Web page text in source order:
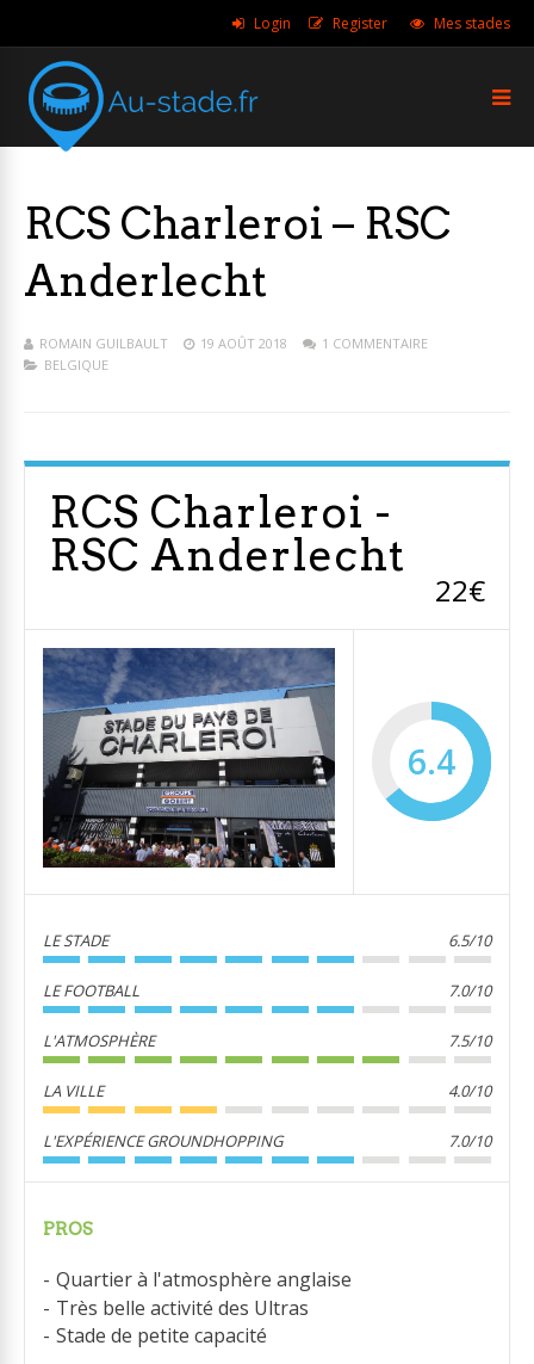
Login Register Mes stades
RCS Charleroi – RSC
Anderlecht
ROMAIN GUILBAULT 19 AOÛT 2018
1 COMMENTAIRE
BELGIQUE
RCS Charleroi -
RSC Anderlecht
22€
6.4
LE STADE 6.5/10
LE FOOTBALL 7.0/10
L'ATMOSPHÈRE 7.5/10
LA VILLE 4.0/10
L'EXPÉRIENCE GROUNDHOPPING 7.0/10
PROS
Quartier à l'atmosphère anglaise
Très belle activité des Ultras
Stade de petite capacité